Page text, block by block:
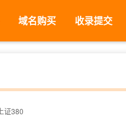
域名购买 收录提交